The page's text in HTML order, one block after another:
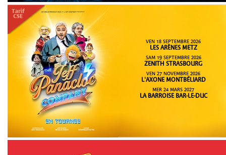
VEN 18 SEPTEMBRE 2026
LES ARÈNES METZ
SAM 19 SEPTEMBRE 2026
ZENITH STRASBOURG
VEN 27 NOVEMBRE 2026
L'AXONE MONTBÉLIARD
MER 24 MARS 2027
LA BARROISE BAR-LE-DUC